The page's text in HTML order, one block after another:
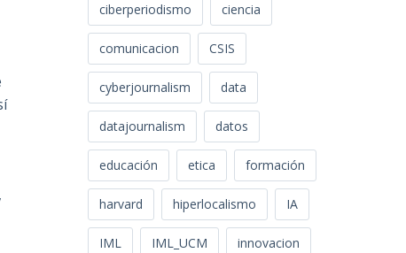
ciberperiodismo ciencia
comunicacion CSIS
cyberjournalism data
datajournalism datos
educación etica formación
harvard hiperlocalismo IA
IML IML_UCM innovacion